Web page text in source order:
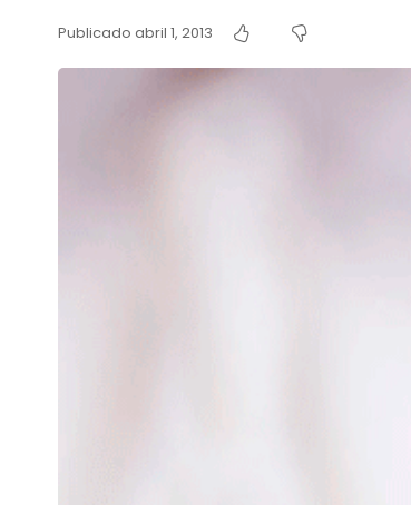
Publicado abril 1, 2013